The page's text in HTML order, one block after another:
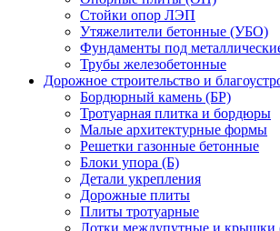
Стойки опор ЛЭП
Утяжелители бетонные (УБО)
Фундаменты под
Трубы железобетонные
Дорожное строительство и
Бордюрный камень (БР)
Тротуарная плитка и бордюры
Малые архитектурные формы
Решетки газонные бетонные
Блоки упора (Б)
Детали укрепления
Дорожные плиты
Плиты тротуарные
Лотки междупутные и